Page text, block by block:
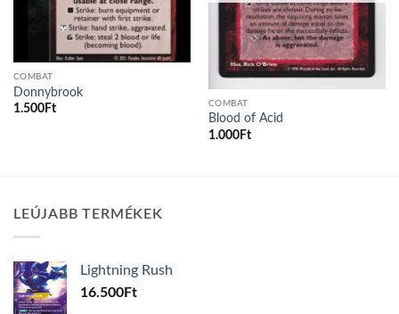
COMBAT
Donnybrook
1.500Ft COMBAT
Blood of Acid
1.000Ft
LEÚJABB TERMÉKEK
Lightning Rush
16.500Ft